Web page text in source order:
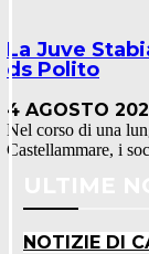
La Juve
ds Polito
4 AGOSTO
Nel corso di una
Castellammare, i
NOTIZIE DI